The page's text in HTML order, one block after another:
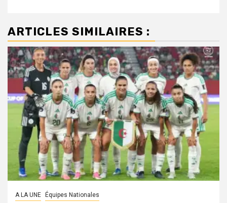
ARTICLES SIMILAIRES :
A LA UNE Équipes Nationales